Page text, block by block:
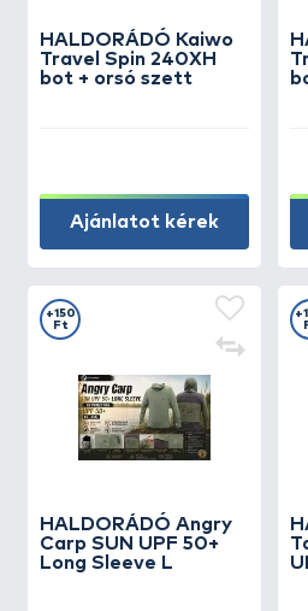
HALDORÁDÓ Kaiwo
Travel Spin 240XH
bot + orsó szett
Ajánlatot kérek
HALDORÁDÓ Angry
Carp SUN UPF 50+
Long Sleeve L
+150
Ft